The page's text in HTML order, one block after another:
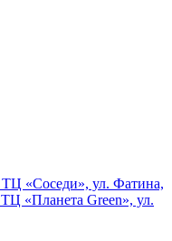
ТЦ «Соседи», ул. Фатина,
ТЦ «Планета Green», ул.